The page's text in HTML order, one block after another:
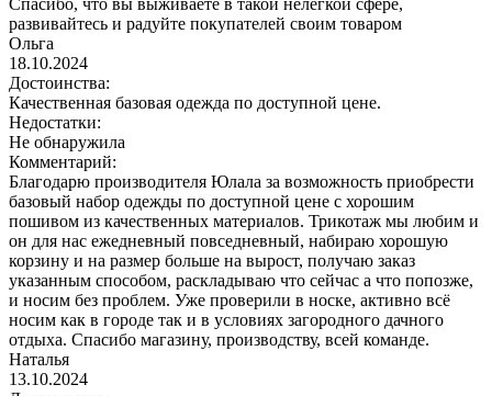
развивайтесь и радуйте покупателей своим товаром
Ольга
18.10.2024
Достоинства:
Качественная базовая одежда по доступной цене.
Недостатки:
Не обнаружила
Комментарий:
Благодарю производителя Юлала за возможность приобрести
базовый набор одежды по доступной цене с хорошим
пошивом из качественных материалов. Трикотаж мы любим и
он для нас ежедневный повседневный, набираю хорошую
корзину и на размер больше на вырост, получаю заказ
указанным способом, раскладываю что сейчас а что попозже,
и носим без проблем. Уже проверили в носке, активно всё
носим как в городе так и в условиях загородного дачного
отдыха. Спасибо магазину, производству, всей команде.
Наталья
13.10.2024